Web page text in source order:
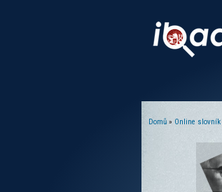
Domů » Online slovník